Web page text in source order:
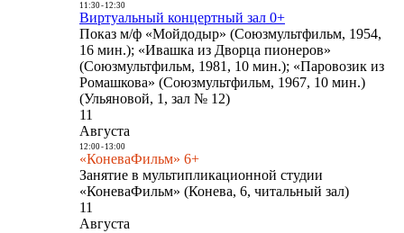
11:30- 12:30
Виртуальный концертный зал 0+
Показ м/ф «Мойдодыр» (Союзмультфильм, 1954,
16 мин.); «Ивашка из Дворца пионеров»
(Союзмультфильм, 1981, 10 мин.); «Паровозик из
Ромашкова» (Союзмультфильм, 1967, 10 мин.)
(Ульяновой, 1, зал № 12)
11
Августа
12:00- 13:00
«КоневаФильм» 6+
Занятие в мультипликационной студии
«КоневаФильм» (Конева, 6, читальный зал)
11
Августа